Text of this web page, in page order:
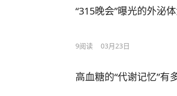
“315晚会”曝光的外泌
9阅读 03月23日
高血糖的“代谢记忆”